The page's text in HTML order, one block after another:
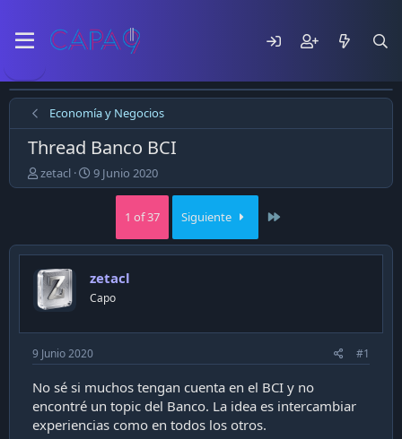
Economía y Negocios
Thread Banco BCI
E
m
ó
e
l
t
m
a
zetacl
F
e
d
p
u
l
i
c
a
c
i
ó
9 Junio 2020
1 of 37 Siguiente
zetacl
Capo
9 Junio 2020 #1
No sé si muchos tengan cuenta en el BCI y no
encontré un topic del Banco. La idea es intercambiar
experiencias como en todos los otros.